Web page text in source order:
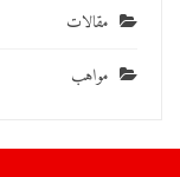
مقالات
مواهب